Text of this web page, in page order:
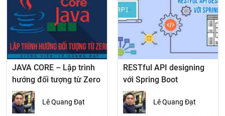
JAVA CORE – Lập trình
hướng đối tượng từ Zero
Lê Quang Đạt
RESTful API designing
với Spring Boot
Lê Quang Đạt